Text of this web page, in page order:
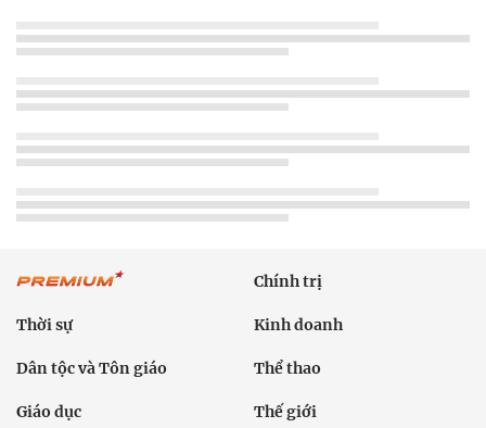
Chính trị
Thời sự Kinh doanh
Dân tộc và Tôn giáo Thể thao
Giáo dục Thế giới